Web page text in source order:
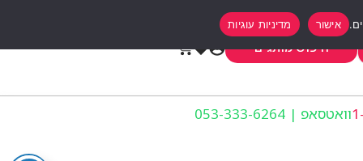
חיפוש מותגים
וואטסאפ | 053-333-6264
אישור מדיניות עוגיות